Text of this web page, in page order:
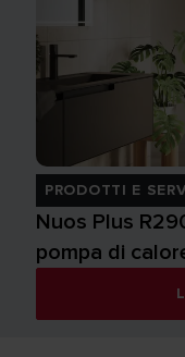
PRODOTTI E
Nuos Plus
pompa di